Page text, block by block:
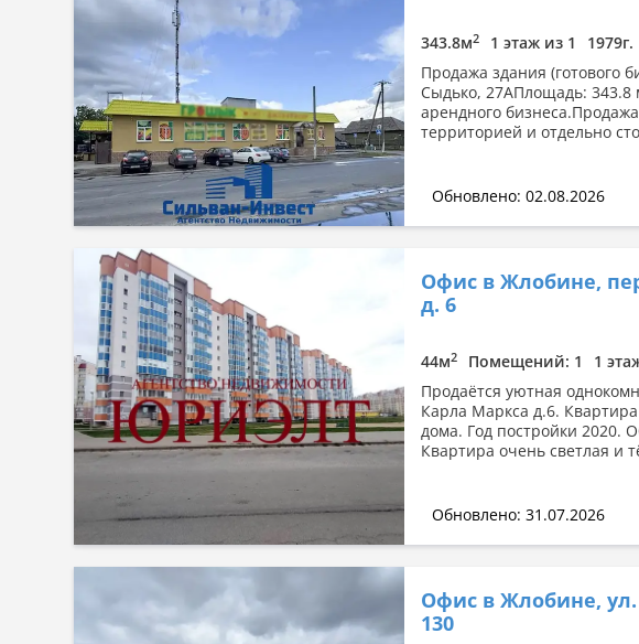
343.8м2 1 этаж из 1
1979г.
Продажа здания (готового
Сыдько, 27АПлощадь: 343.8
арендного
территорией и отдельно
Обновлено: 02.08.2026
Офис в Жлобине,
д. 6
44м2 Помещений: 1 1
Продаётся уютная
Карла Маркса д.6.
дома. Год постройки 2020.
Квартира очень светлая и
Обновлено: 31.07.2026
Офис в Жлобине,
130